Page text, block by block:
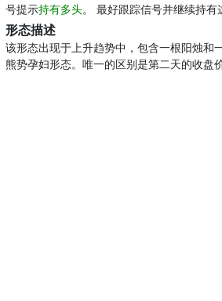
号提示持有多头。 最好跟踪信号并继续持有
形态描述
该形态出现于上升趋势中，包含一根阳烛和
熊势孕妇形态。唯一的区别是第二天的收盘